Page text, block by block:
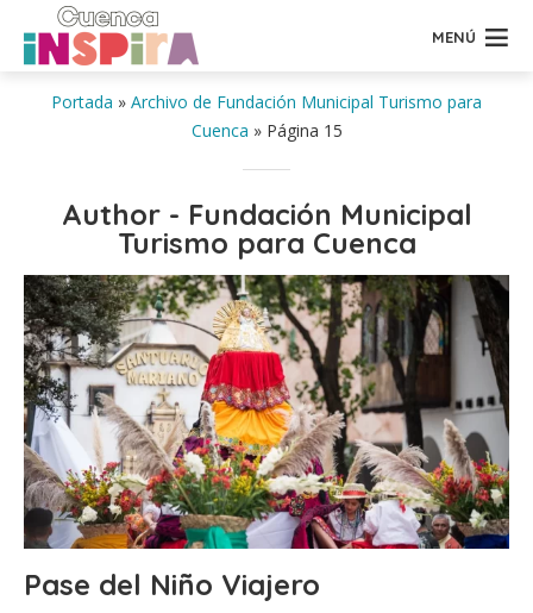
MENÚ
Portada » Archivo de Fundación Municipal Turismo para
Cuenca » Página 15
Author - Fundación Municipal
Turismo para Cuenca
Pase del Niño Viajero